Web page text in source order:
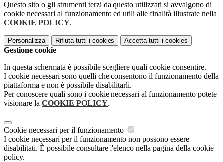
Questo sito o gli strumenti terzi da questo utilizzati si avvalgono di
cookie necessari al funzionamento ed utili alle finalità illustrate nella
COOKIE POLICY.
Personalizza Rifiuta tutti i cookies Accetta tutti i cookies
Gestione cookie
In questa schermata è possibile scegliere quali cookie consentire.
I cookie necessari sono quelli che consentono il funzionamento della
piattaforma e non è possibile disabilitarli.
Per conoscere quali sono i cookie necessari al funzionamento potete
visionare la COOKIE POLICY.
Cookie necessari per il funzionamento
I cookie necessari per il funzionamento non possono essere
disabilitati. È possibile consultare l'elenco nella pagina della cookie
policy.